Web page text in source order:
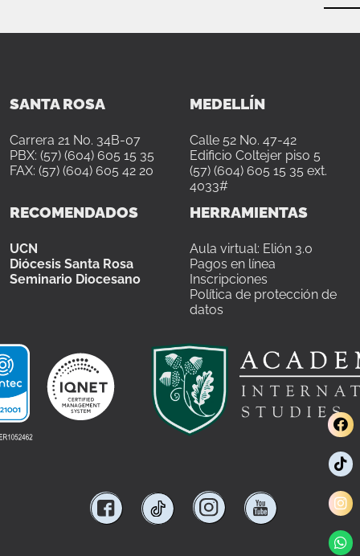
SANTA ROSA
Carrera 21 No. 34B-07
PBX: (57) (604) 605 15 35
FAX: (57) (604) 605 42 20
MEDELLÍN
Calle 52 No. 47-42
Edificio Coltejer piso 5
(57) (604) 605 15 35 ext.
4033#
RECOMENDADOS
UCN
Diócesis Santa Rosa
Seminario Diocesano
HERRAMIENTAS
Aula virtual: Elión 3.0
Pagos en línea
Inscripciones
Política de protección de
datos